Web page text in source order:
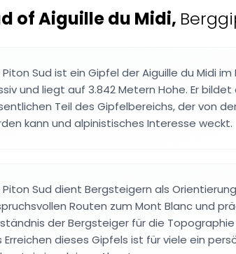
of Aiguille du Midi,
Piton Sud ist ein Gipfel der Aiguille du Midi
und liegt auf 3.842 Metern Hohe. Er bildet
Teil des Gipfelbereichs, der von
kann und alpinistisches Interesse weckt.
Piton Sud dient Bergsteigern als
Routen zum Mont Blanc und
der Bergsteiger für die Topographie
Erreichen dieses Gipfels ist für viele ein